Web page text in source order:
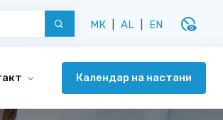
МК AL EN disabled_visible
Календар на настани